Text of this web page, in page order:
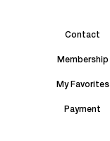
Contact
Membership
My Favorites
Payment